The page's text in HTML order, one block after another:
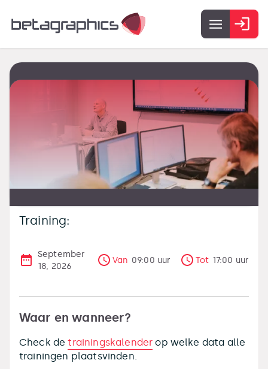
Training:
September
18, 2026
Van 09:00 uur Tot 17:00 uur
Waar en wanneer?
Check detrainingskalender op welke data alle
trainingen plaatsvinden.